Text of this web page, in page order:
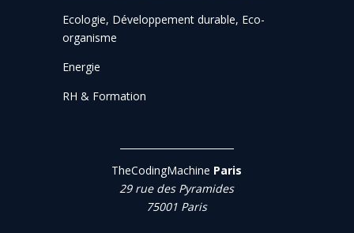
Ecologie, Développement durable, Eco-
organisme
Energie
RH & Formation
TheCodingMachine Paris
29 rue des Pyramides
75001 Paris